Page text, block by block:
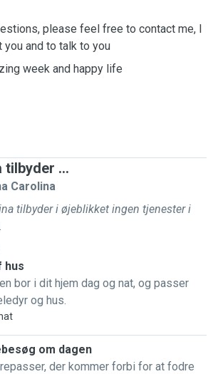
please feel free to contact me, I
and to talk to you
week and happy life
tilbyder ...
Carolina
tilbyder i øjeblikket ingen tjenester i
hus
bor i dit hjem dag og nat, og passer
og hus.
om dagen
der kommer forbi for at fodre